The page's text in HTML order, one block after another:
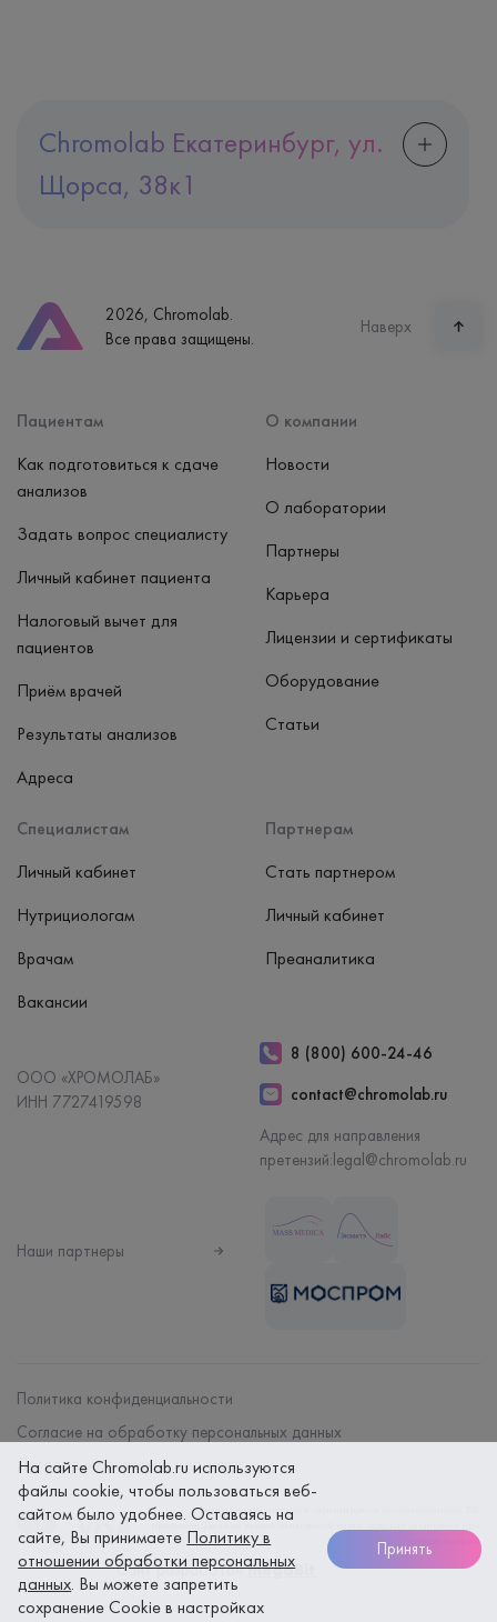
Chromolab Екатеринбург, ул.
Щорса, 38к1
Часы работы
пн-вс: 7:30-15:00
2026, Chromolab.
Все права защищены.
Наверх
Пациентам
Как подготовиться к сдаче
анализов
Задать вопрос специалисту
Личный кабинет пациента
Налоговый вычет для
пациентов
Приём врачей
Результаты анализов
Адреса
Специалистам
Личный кабинет
Нутрициологам
Врачам
Вакансии
Партнерам
Стать партнером
Личный кабинет
Преаналитика
О компании
Новости
О лаборатории
Партнеры
Карьера
Лицензии и сертификаты
Оборудование
Статьи
ООО «ХРОМОЛАБ»
ИНН 7727419598
8 (800) 600-24-46
contact@chromolab.ru
Адрес для направления
претензий:legal@chromolab.ru
Наши партнеры
Политика конфиденциальности
Согласие на обработку персональных данных
Договор на оказание мед. услуг
Безопасность платежей гарантируется использованием SSL
протокола. Данные вашей банковской карты надежно защищены при
оплате онлайн
Сайт разработанmegaBit
На сайте Chromolab.ru используются
файлы cookie, чтобы пользоваться веб-
сайтом было удобнее. Оставаясь на
сайте, Вы принимаете Политику в
отношении обработки персональных
данных. Вы можете запретить
сохранение Cookie в настройках
Принять